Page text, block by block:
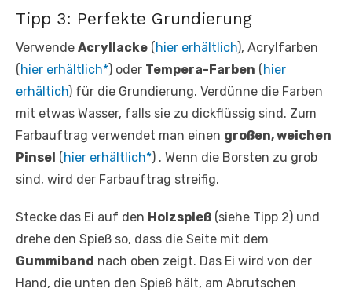
Tipp 3: Perfekte Grundierung
Verwende Acryllacke ( hier erhältlich), Acrylfarben
( hier erhältlich*) oder Tempera-Farben ( hier
erhältich) für die Grundierung. Verdünne die Farben
mit etwas Wasser, falls sie zu dickflüssig sind. Zum
Farbauftrag verwendet man einen großen, weichen
Pinsel ( hier erhältlich*) . Wenn die Borsten zu grob
sind, wird der Farbauftrag streifig.
Stecke das Ei auf den Holzspieß (siehe Tipp 2) und
drehe den Spieß so, dass die Seite mit dem
Gummiband nach oben zeigt. Das Ei wird von der
Hand, die unten den Spieß hält, am Abrutschen